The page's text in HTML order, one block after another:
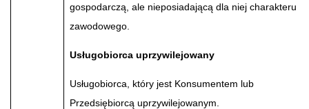
gospodarczą, ale nieposiadającą dla niej charakteru
zawodowego.
Usługobiorca uprzywilejowany
Usługobiorca, który jest Konsumentem lub
Przedsiębiorcą uprzywilejowanym.